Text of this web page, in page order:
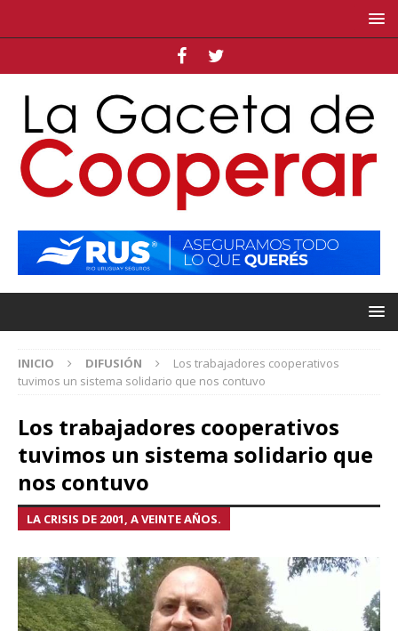
INICIO DIFUSIÓN
Los trabajadores cooperativos
tuvimos un sistema solidario que nos contuvo
Los trabajadores cooperativos
tuvimos un sistema solidario que
nos contuvo
LA CRISIS DE 2001, A VEINTE AÑOS.